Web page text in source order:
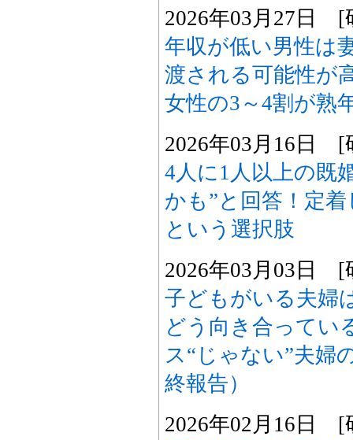
2026年03月27日 [
年収が低い男性は
渡される可能性が
女性の3～4割が熟
2026年03月16日 [
4人に1人以上の既
かも”と回答！定
という選択肢
2026年03月03日 [
子どもがいる夫婦
どう向き合ってい
ス“じゃない”夫
終報告）
2026年02月16日 [